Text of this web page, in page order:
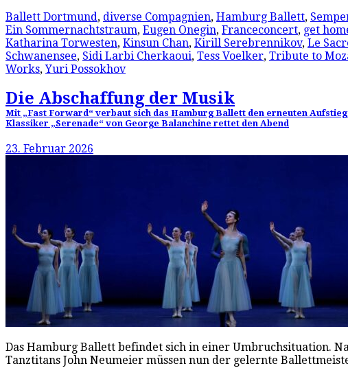
Ballett Dortmund, diverse Compagnien, Hamburg Ballett,
Ein Sommernachtstraum, Eugen Onegin, Franceconcert, get
Katharina Torwesten, Kinsun Chan, Kirill Serebrennikov, Le
Schwanensee, Sidi Larbi Cherkaoui, Tess Voelker, Tribute to
Works,Yuri Possokhov
Die Abschaffung der Musik
Mit „Fast Forward“ verbaut sich das Hamburg Ballett den erneuten
Klassiker „Serenade“ von George Balanchine rettet den Abend
23. Februar 2026
Das Hamburg Ballett befindet sich in einer Umbruchsituation.
Tanztitans John Neumeier müssen nun der gelernte